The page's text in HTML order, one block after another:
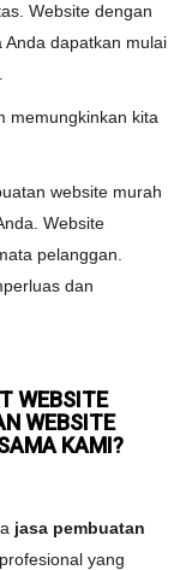
Website dengan
dapatkan mulai
memungkinkan kita
website murah
Website
pelanggan.
dan
WEBSITE
WEBSITE
KAMI?
jasa pembuatan
yang